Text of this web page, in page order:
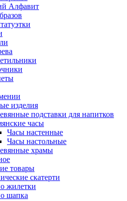
Алфавит
изделия
подставки для напитков
часы
Часы настенные
Часы настольные
храмы
товары
скатерти
жилетки
шапка